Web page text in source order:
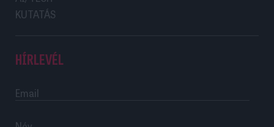
KUTATÁS
HÍRLEVÉL